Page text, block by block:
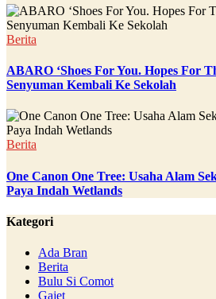
Berita
ABARO ‘Shoes For You. Hopes For
Senyuman Kembali Ke Sekolah
Berita
One Canon One Tree: Usaha Alam
Paya Indah Wetlands
Kategori
Ada Bran
Berita
Bulu Si Comot
Gajet